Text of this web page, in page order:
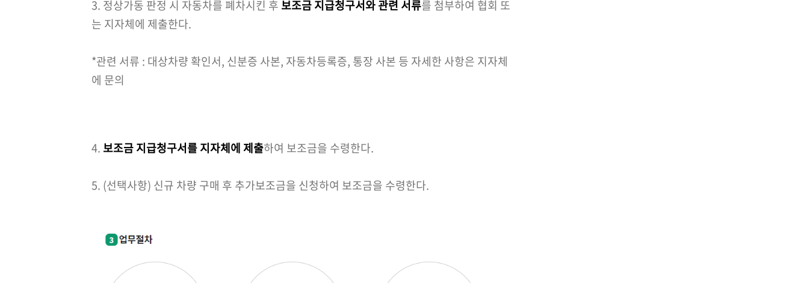
3. 정상가동 판정 시 자동차를 폐차시킨 후 보조금 지급청구서와 관련 서류를 첨부하여 협회 또
는 지자체에 제출한다.
*관련 서류 : 대상차량 확인서, 신분증 사본, 자동차등록증, 통장 사본 등 자세한 사항은 지자체
에 문의
4. 보조금 지급청구서를 지자체에 제출하여 보조금을 수령한다.
5. (선택사항) 신규 차량 구매 후 추가보조금을 신청하여 보조금을 수령한다.